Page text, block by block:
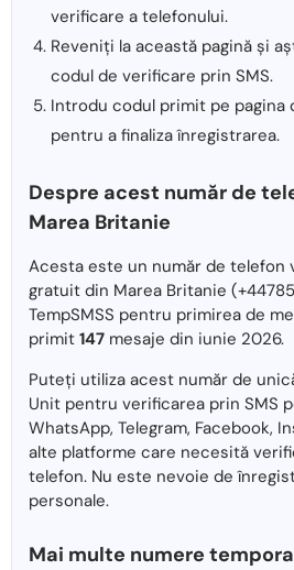
verificare a telefonului.
Reveniți la această pagină și
codul de verificare prin SMS.
Introdu codul primit pe pagina
pentru a finaliza înregistrarea.
Despre acest număr de
Marea Britanie
Acesta este un număr de telefon
gratuit din Marea Britanie
TempSMSS pentru primirea de
primit 147 mesaje din iunie 2026.
Puteți utiliza acest număr de
Unit pentru verificarea prin SMS
WhatsApp, Telegram, Facebook,
alte platforme care necesită
telefon. Nu este nevoie de
personale.
Mai multe numere